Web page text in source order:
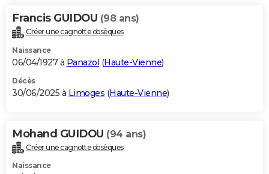
Francis GUIDOU (98 ans)
Créer une cagnotte obsèques
Naissance
06/04/1927 à Panazol (Haute-Vienne)
Décès
30/06/2025 à Limoges (Haute-Vienne)
Mohand GUIDOU (94 ans)
Créer une cagnotte obsèques
Naissance